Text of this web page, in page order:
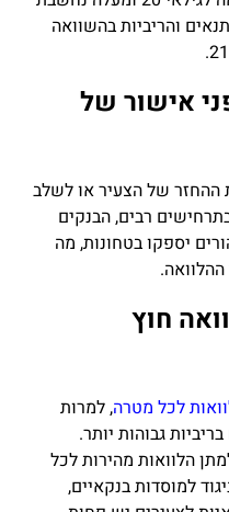
והריביות בהשוואה
אישור של
ההחזר של הצעיר או לשלב
רבים, הבנקים
יספקו בטחונות, מה
חוץ
לכל מטרה, למרות
גבוהות יותר.
הלוואות מהירות לכל
18 ומעלה. בניגוד למוסדות בנקאיים,